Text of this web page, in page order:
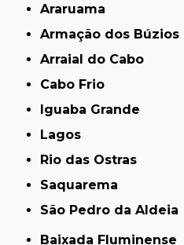
Araruama
Armação dos Búzios
Arraial do Cabo
Cabo Frio
Iguaba Grande
Lagos
Rio das Ostras
Saquarema
São Pedro da Aldeia
Baixada Fluminense